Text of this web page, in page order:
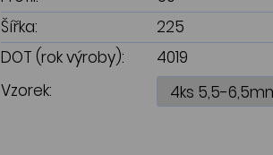
Šířka:
225
DOT (rok výroby):
4019
Vzorek: